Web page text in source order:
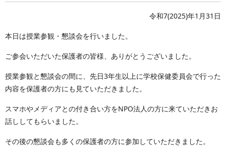
令和7(2025)年1月31日
本日は授業参観・懇談会を行いました。
ご参会いただいた保護者の皆様、ありがとうございました。
授業参観と懇談会の間に、先日3年生以上に学校保健委員会で行った
内容を保護者の方にも見ていただきました。
スマホやメディアとの付き合い方をNPO法人の方に来ていただきお
話ししてもらいました。
その後の懇談会も多くの保護者の方に参加していただきました。